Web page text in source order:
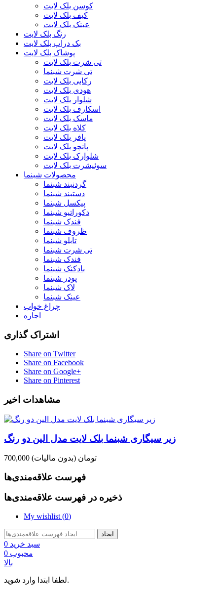
کوسن بلک لایت
کیف بلک لایت
عینک بلک لایت
رنگ بلک لایت
بک دراپ بلک لایت
پوشاک بلک لایت
تی شرت بلک لایت
تی شرت شبنما
رکابی بلک لایت
هودی بلک لایت
شلوار بلک لایت
اسکارف بلک لایت
ماسک بلک لایت
کلاه بلک لایت
پافر بلک لایت
پانچو بلک لایت
شلوارک بلک لایت
سوئیشرت بلک لایت
محصولات شبنما
گردنبند شبنما
دستبند شبنما
پیکسل شبنما
دکوراتیو شبنما
فندک شبنما
ظروف شبنما
تابلو شبنما
تی شرت شبنما
فندک شبنما
بادکنک شبنما
پودر شبنما
لاک شبنما
عینک شبنما
چراغ خواب
اجاره
اشتراک گذاری
Share on Twitter
Share on Facebook
Share on Google+
Share on Pinterest
مشاهدات اخیر
زیر سیگاری شبنما بلک لایت مدل الین دو رنگ
700,000 تومان (بدون مالیات)
فهرست علاقه‌مندی‌ها
ذخیره در فهرست علاقه‌مندی‌ها
My wishlist (0)
ایجاد
سبد خرید 0
محبوب 0
بالا
لطفا ابتدا وارد شوید.